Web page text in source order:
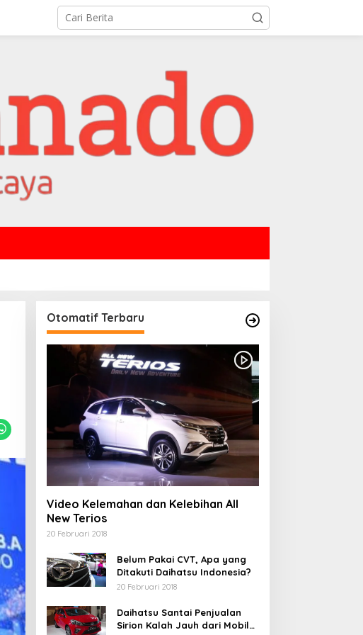
Otomatif Terbaru
Video Kelemahan dan Kelebihan All
New Terios
20 Februari 2018
Belum Pakai CVT, Apa yang
Ditakuti Daihatsu Indonesia?
20 Februari 2018
Daihatsu Santai Penjualan
Sirion Kalah Jauh dari Mobil